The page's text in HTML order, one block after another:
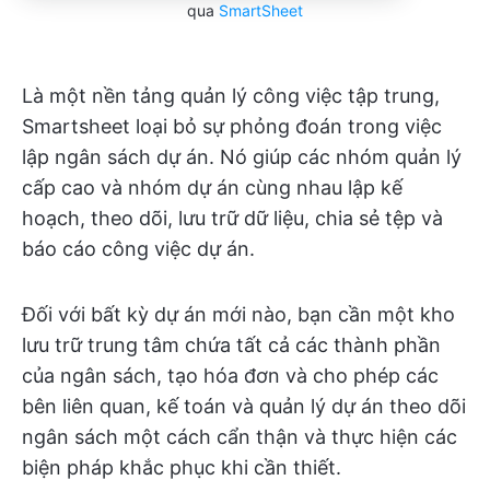
qua SmartSheet
Là một nền tảng quản lý công việc tập trung,
Smartsheet loại bỏ sự phỏng đoán trong việc
lập ngân sách dự án. Nó giúp các nhóm quản lý
cấp cao và nhóm dự án cùng nhau lập kế
hoạch, theo dõi, lưu trữ dữ liệu, chia sẻ tệp và
báo cáo công việc dự án.
Đối với bất kỳ dự án mới nào, bạn cần một kho
lưu trữ trung tâm chứa tất cả các thành phần
của ngân sách, tạo hóa đơn và cho phép các
bên liên quan, kế toán và quản lý dự án theo dõi
ngân sách một cách cẩn thận và thực hiện các
biện pháp khắc phục khi cần thiết.